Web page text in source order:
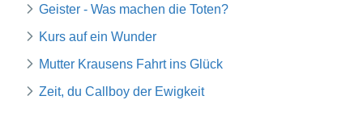
Geister - Was machen die Toten?
Kurs auf ein Wunder
Mutter Krausens Fahrt ins Glück
Zeit, du Callboy der Ewigkeit